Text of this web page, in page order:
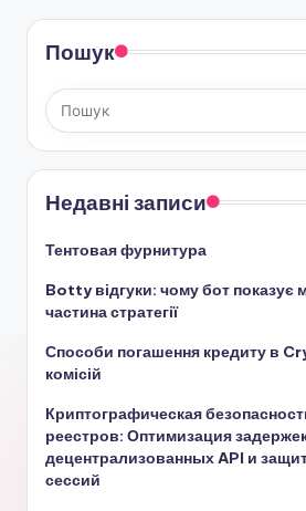
Пошук
Недавні записи
Тентовая фурнитура
Botty відгуки: чому бот показує
частина стратегії
Способи погашення кредиту в
комісій
Криптографическая
реестров: Оптимизация
децентрализованных API и
сессий